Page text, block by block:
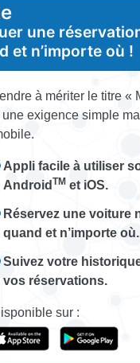
une
et n’importe où !
à mériter le titre «
exigence simple
Appli facile à utiliser
Android TM et iOS.
Réservez une voiture
quand et n’importe où.
Suivez votre
vos réservations.
sur :